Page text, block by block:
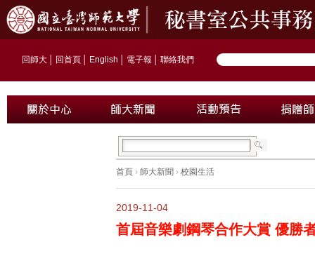
回師大 回首頁 English 電子報 聯絡我們
首頁 › 師大新聞 › 校園生活
2019-11-04
首屆音樂劇鋼琴合作大賞 優勝